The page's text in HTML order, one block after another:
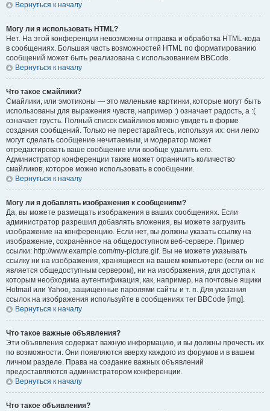
Вернуться к началу
Могу ли я использовать HTML?
Нет. На этой конференции невозможны отправка и обработка HTML-кода
в сообщениях. Большая часть возможностей HTML по форматированию
сообщений может быть реализована с использованием BBCode.
Вернуться к началу
Что такое смайлики?
Смайлики, или эмотиконы — это маленькие картинки, которые могут быть
использованы для выражения чувств, например :) означает радость, а :(
означает грусть. Полный список смайликов можно увидеть в форме
создания сообщений. Только не перестарайтесь, используя их: они легко
могут сделать сообщение нечитаемым, и модератор может
отредактировать ваше сообщение или вообще удалить его.
Администратор конференции также может ограничить количество
смайликов, которое можно использовать в сообщении.
Вернуться к началу
Могу ли я добавлять изображения к сообщениям?
Да, вы можете размещать изображения в ваших сообщениях. Если
администратор разрешил добавлять вложения, вы можете загрузить
изображение на конференцию. Если нет, вы должны указать ссылку на
изображение, сохранённое на общедоступном веб-сервере. Пример
ссылки: http://www.example.com/my-picture.gif. Вы не можете указывать
ссылку ни на изображения, хранящиеся на вашем компьютере (если он не
является общедоступным сервером), ни на изображения, для доступа к
которым необходима аутентификация, как, например, на почтовые ящики
Hotmail или Yahoo, защищённые паролями сайты и т. п. Для указания
ссылок на изображения используйте в сообщениях тег BBCode [img].
Вернуться к началу
Что такое важные объявления?
Эти объявления содержат важную информацию, и вы должны прочесть их
по возможности. Они появляются вверху каждого из форумов и в вашем
личном разделе. Права на создание важных объявлений
предоставляются администратором конференции.
Вернуться к началу
Что такое объявления?